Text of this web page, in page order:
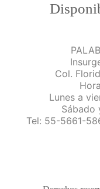
Col.
Lunes a
Sábado
Tel: 55-5661-